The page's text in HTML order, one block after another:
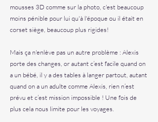
mousses 3D comme sur la photo, c'est beaucoup
moins pénible pour lui qu'à l'époque ou il était en
corset siège, beaucoup plus rigides!
Mais ça n'enlève pas un autre problème : Alexis
porte des changes, or autant c’est facile quand on
a un bébé, il y a des tables à langer partout, autant
quand on a un adulte comme Alexis, rien n’est
prévu et c’est mission impossible ! Une fois de
plus cela nous limite pour les voyages.